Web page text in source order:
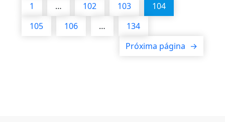
1
… 102 103
104
105
106 …
134
Próxima página →